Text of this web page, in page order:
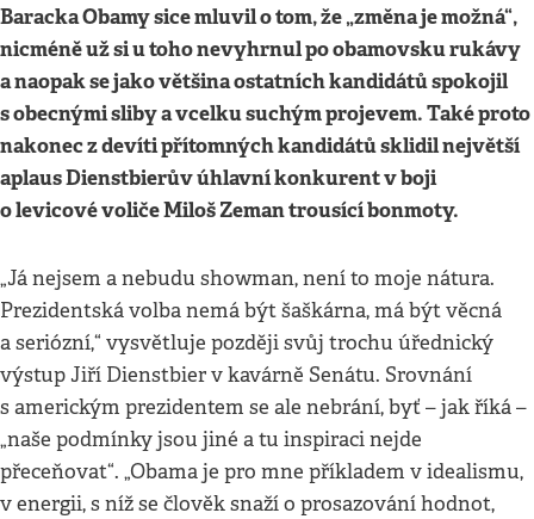
Baracka Obamy sice mluvil o tom, že „změna je možná“,
nicméně už si u toho nevyhrnul po obamovsku rukávy
a naopak se jako většina ostatních kandidátů spokojil
s obecnými sliby a vcelku suchým projevem. Také proto
nakonec z devíti přítomných kandidátů sklidil největší
aplaus Dienstbierův úhlavní konkurent v boji
o levicové voliče Miloš Zeman trousící bonmoty.
„Já nejsem a nebudu showman, není to moje nátura.
Prezidentská volba nemá být šaškárna, má být věcná
a seriózní,“ vysvětluje později svůj trochu úřednický
výstup Jiří Dienstbier v kavárně Senátu. Srovnání
s americkým prezidentem se ale nebrání, byť – jak říká –
„naše podmínky jsou jiné a tu inspiraci nejde
přeceňovat“. „Obama je pro mne příkladem v idealismu,
v energii, s níž se člověk snaží o prosazování hodnot,